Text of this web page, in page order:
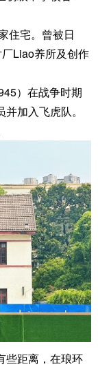
住宅。曾被日
Liao养所及创作
）在战争时期
加入飞虎队。
些距离，在琅环